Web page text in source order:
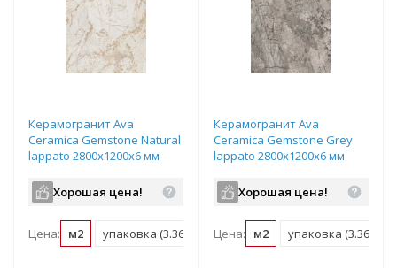
Керамогранит Ava
Ceramica Gemstone Natural
lappato 2800х1200х6 мм
Хорошая цена!
Цена: м2 упаковка (3.36 м2)
Керамогранит Ava
Ceramica Gemstone Grey
lappato 2800х1200х6 мм
Хорошая цена!
Цена: м2 упаковка (3.36 м2)